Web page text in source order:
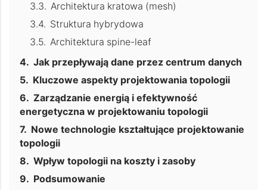
Architektura kratowa (mesh)
Struktura hybrydowa
Architektura spine-leaf
Jak przepływają dane przez centrum danych
Kluczowe aspekty projektowania topologii
Zarządzanie energią i efektywność
energetyczna w projektowaniu topologii
Nowe technologie kształtujące projektowanie
topologii
Wpływ topologii na koszty i zasoby
Podsumowanie